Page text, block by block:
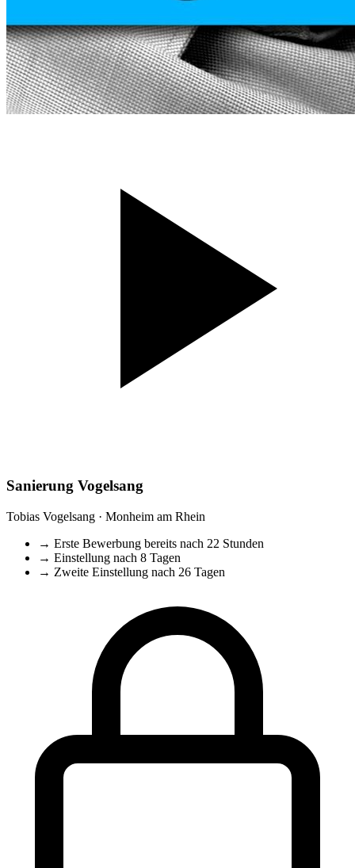
Sanierung Vogelsang
Tobias Vogelsang · Monheim am Rhein
→ Erste Bewerbung bereits nach 22 Stunden
→ Einstellung nach 8 Tagen
→ Zweite Einstellung nach 26 Tagen